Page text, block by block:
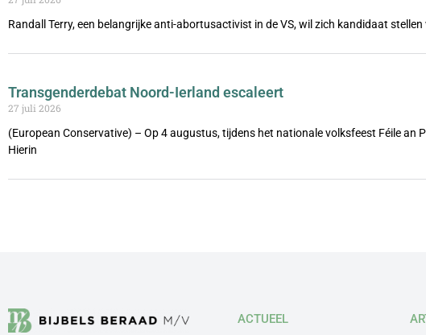
Randall Terry, een belangrijke anti-abortusactivist in de VS, wil zich kandidaat
Transgenderdebat Noord-Ierland escaleert
27 juli 2026
(European Conservative) – Op 4 augustus, tijdens het nationale volksfeest Féile an
Hierin
ACTUEEL